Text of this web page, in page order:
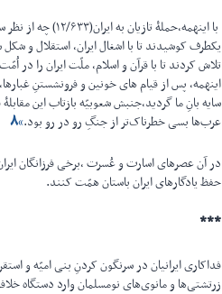
با اینهمه،حملۀ
يکطرف کوشيدند تا با اشغال ايران، استقلال و
تلاش کردند تا با قرآن و اسلام، ملّت ايران را در
اینهمه، پس از قیام های خونین و فرونشستنِ
سایه بانِ ما گردید،جنبش شعوبیّه بازتاب این
عرب‌ها بسی خطرناک‌تر از جنگِ رو در رو بود.»۸
در آن عصرهای اسارت و عُسرت ،برخی فرزانگان
حفظ يادگارهاى ایران باستان همّت کنند.
***
زرتشتی‌ها و مانوی‌های نومسلمان وارد دستگاه